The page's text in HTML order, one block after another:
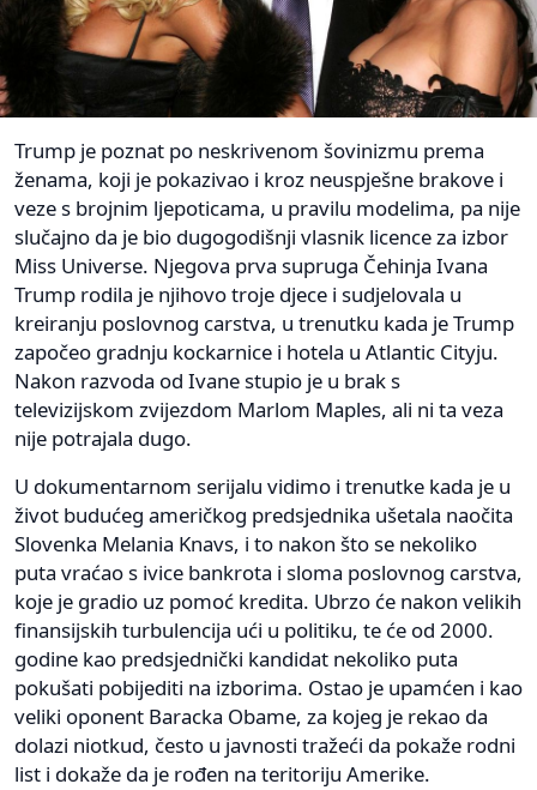
Trump je poznat po neskrivenom šovinizmu prema
ženama, koji je pokazivao i kroz neuspješne brakove i
veze s brojnim ljepoticama, u pravilu modelima, pa nije
slučajno da je bio dugogodišnji vlasnik licence za izbor
Miss Universe. Njegova prva supruga Čehinja Ivana
Trump rodila je njihovo troje djece i sudjelovala u
kreiranju poslovnog carstva, u trenutku kada je Trump
započeo gradnju kockarnice i hotela u Atlantic Cityju.
Nakon razvoda od Ivane stupio je u brak s
televizijskom zvijezdom Marlom Maples, ali ni ta veza
nije potrajala dugo.
U dokumentarnom serijalu vidimo i trenutke kada je u
život budućeg američkog predsjednika ušetala naočita
Slovenka Melania Knavs, i to nakon što se nekoliko
puta vraćao s ivice bankrota i sloma poslovnog carstva,
koje je gradio uz pomoć kredita. Ubrzo će nakon velikih
finansijskih turbulencija ući u politiku, te će od 2000.
godine kao predsjednički kandidat nekoliko puta
pokušati pobijediti na izborima. Ostao je upamćen i kao
veliki oponent Baracka Obame, za kojeg je rekao da
dolazi niotkud, često u javnosti tražeći da pokaže rodni
list i dokaže da je rođen na teritoriju Amerike.